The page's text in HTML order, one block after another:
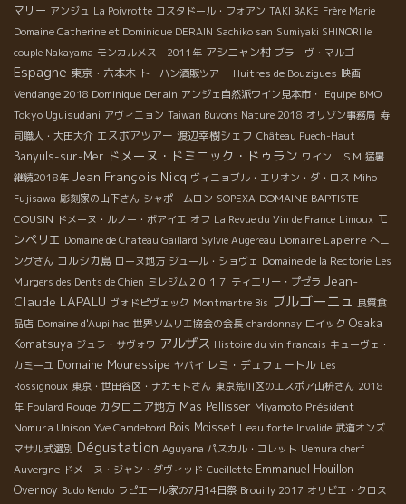
マリー アンジュ La Poivrotte コスタドール・フォアン TAKI BAKE Frère Marie
Domaine Catherine et Dominique DERAIN Sachiko san Sumiyaki SHINORI le
couple Nakayama モンカルメス 2011年 アシニャン村 ブラーヴ・マルゴ
Espagne 東京・六本木 トーハン酒販ツアー Huitres de Bouzigues 映画
Vendange 2018 Dominique Derain アンジェ自然派ワイン見本市・ Equipe BMO
Tokyo Uguisudani アヴィニョン Taiwan Buvons Nature 2018 オリゾン事務局 寿
司職人・大田大介 エスポアツアー 渡辺幸樹シェフ Château Puech-Haut
Banyuls-sur-Mer ドメーヌ・ドミニック・ドゥラン ワイン ＳＭ 猛暑
継続2018年 Jean François Nicq ヴィニョブル・エリオン・ダ・ロス Miho
Fujisawa 彫刻家の山下さん シャポームロン SOPEXA DOMAINE BAPTISTE
COUSIN ドメーヌ・ルノー・ボアイエ オフ La Revue du Vin de France Limoux モ
ンペリエ Domaine de Chateau Gaillard Sylvie Augereau Domaine Lapierre へニ
ングさん コルシカ島 ローヌ地方 ジュール・ショヴェ Domaine de la Rectorie Les
Murgers des Dents de Chien ミレジム２０１７ ティエリー・プゼラ Jean-
Claude LAPALU ヴォドピヴェック Montmartre Bis ブルゴーニュ 良質食
品店 Domaine d'Aupilhac 世界ソムリエ協会の会長 chardonnay ロイック Osaka
Komatsuya ジュラ・サヴォワ アルザス Histoire du vin francais キューヴェ・
カミーユ Domaine Mouressipe ヤバイ レミ・デュフェートル Les
Rossignoux 東京・世田谷区・ナカモトさん 東京荒川区のエスポア山枡さん 2018
年 Foulard Rouge カタロニア地方 Mas Pellisser Miyamoto Président
Nomura Unison Yve Camdebord Bois Moisset L'eau forte Invalide 武道オンズ
マサル式選別 Dégustation Aguyana パスカル・コレット Uemura cherf
Auvergne ドメーヌ・ジャン・ダヴィッド Cueillette Emmanuel Houillon
Overnoy Budo Kendo ラピエール家の7月14日祭 Brouilly 2017 オリビエ・クロス